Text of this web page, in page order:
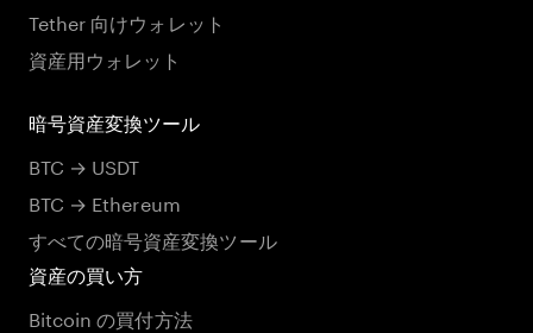
Tether 向けウォレット
資産用ウォレット
暗号資産変換ツール
BTC → USDT
BTC → Ethereum
すべての暗号資産変換ツール
資産の買い方
Bitcoin の買付方法